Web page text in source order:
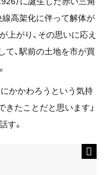
線高架化に伴って解体が
上がり、その思いに応え
て、駅前の土地を市が買
かかわろうという気持
たことだと思います」
す。